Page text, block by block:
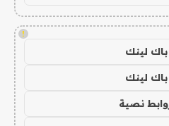
!
لينك
لينك
نصية